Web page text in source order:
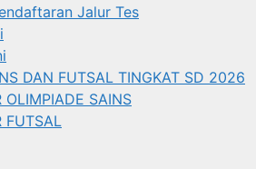
Jalur Tes
DAN FUTSAL TINGKAT SD 2026
OLIMPIADE SAINS
FUTSAL